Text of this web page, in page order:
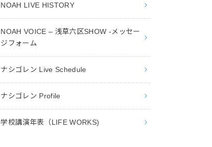
NOAH LIVE HISTORY
NOAH VOICE – 浅草六区SHOW -メッセー
ジフォーム
ナシゴレン Live Schedule
ナシゴレン Profile
学校講演年表（LIFE WORKS)